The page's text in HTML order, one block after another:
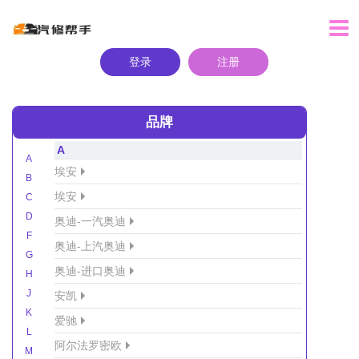
登录 注册
品牌
A
B
C
D
F
G
H
J
K
L
M
A
埃安
埃安
奥迪-一汽奥迪
奥迪-上汽奥迪
奥迪-进口奥迪
安凯
爱驰
阿尔法罗密欧